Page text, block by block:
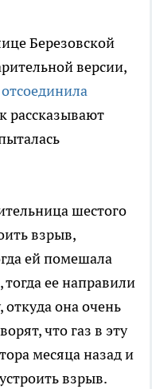
Березовской
версии,
рассказывают
шестого
взрыв,
ей помешала
ее направили
она очень
что газ в эту
месяца назад и
взрыв.